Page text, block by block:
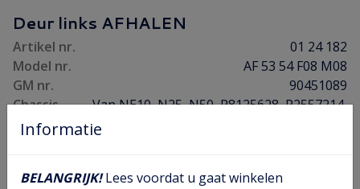
Deur links AFHALEN
Artikel nr.
01 24 182
Model nr.
AF 53 54 F08 M08
GM nr.
90451089
Chassis
nr.
Van NE10, N25, N50, P8125628, P2557214,
Prijs
Informatie
BELANGRIJK!Lees voordat u gaat winkelen